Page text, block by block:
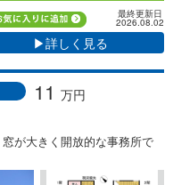
最終更新日
2026.08.02
▶詳しく見る
11 万円
が大きく開放的な事務所で